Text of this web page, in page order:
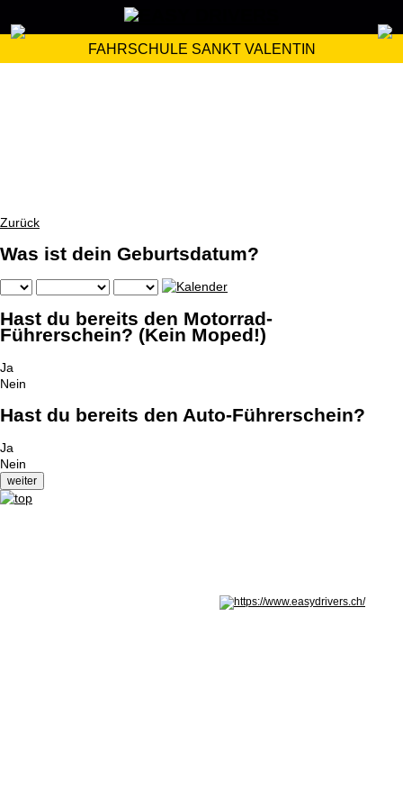
FAHRSCHULE SANKT VALENTIN
Zurück
Was ist dein Geburtsdatum?
Hast du bereits den Motorrad-
Führerschein? (Kein Moped!)
Ja
Nein
Hast du bereits den Auto-Führerschein?
Ja
Nein